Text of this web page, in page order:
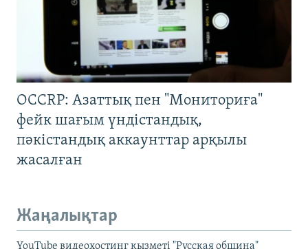
OCCRP: Азаттық пен "Мониториға"
фейк шағым үндістандық,
пәкістандық аккаунттар арқылы
жасалған
Жаңалықтар
YouTube видеохостинг қызметі "Русская община"